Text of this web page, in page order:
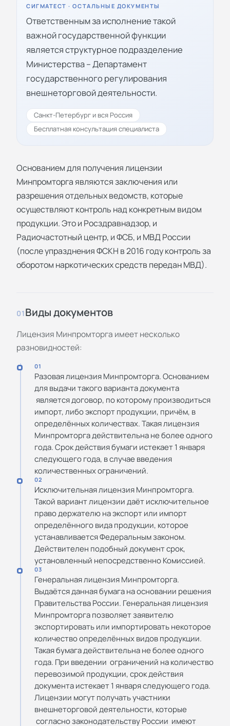
СИГМАТЕСТ · ОСТАЛЬНЫЕ ДОКУМЕНТЫ
Ответственным за исполнение такой
важной государственной функции
является структурное подразделение
Министерства – Департамент
государственного регулирования
внешнеторговой деятельности.
Санкт-Петербург и вся Россия
Бесплатная консультация специалиста
Основанием для получения лицензии
Минпромторга являются заключения или
разрешения отдельных ведомств, которые
осуществляют контроль над конкретным видом
продукции. Это и Росздравнадзор, и
Радиочастотный центр, и ФСБ, и МВД России
(после упразднения ФСКН в 2016 году контроль за
оборотом наркотических средств передан МВД).
01Виды документов
Лицензия Минпромторга имеет несколько
разновидностей:
01
Разовая лицензия Минпромторга. Основанием
для выдачи такого варианта документа
является договор, по которому производиться
импорт, либо экспорт продукции, причём, в
определённых количествах. Такая лицензия
Минпромторга действительна не более одного
года. Срок действия бумаги истекает 1 января
следующего года, в случае введения
количественных ограничений.
02
Исключительная лицензия Минпромторга.
Такой вариант лицензии даёт исключительное
право держателю на экспорт или импорт
определённого вида продукции, которое
устанавливается Федеральным законом.
Действителен подобный документ срок,
установленный непосредственно Комиссией.
03
Генеральная лицензия Минпромторга.
Выдаётся данная бумага на основании решения
Правительства России. Генеральная лицензия
Минпромторга позволяет заявителю
экспортировать или импортировать некоторое
количество определённых видов продукции.
Такая бумага действительна не более одного
года. При введении ограничений на количество
перевозимой продукции, срок действия
документа истекает 1 января следующего года.
Лицензии могут получать участники
внешнеторговой деятельности, которые
согласно законодательству России имеют